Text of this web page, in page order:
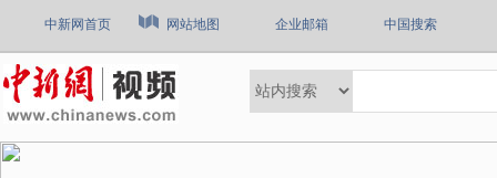
中新网首页 网站地图 企业邮箱 中国搜索